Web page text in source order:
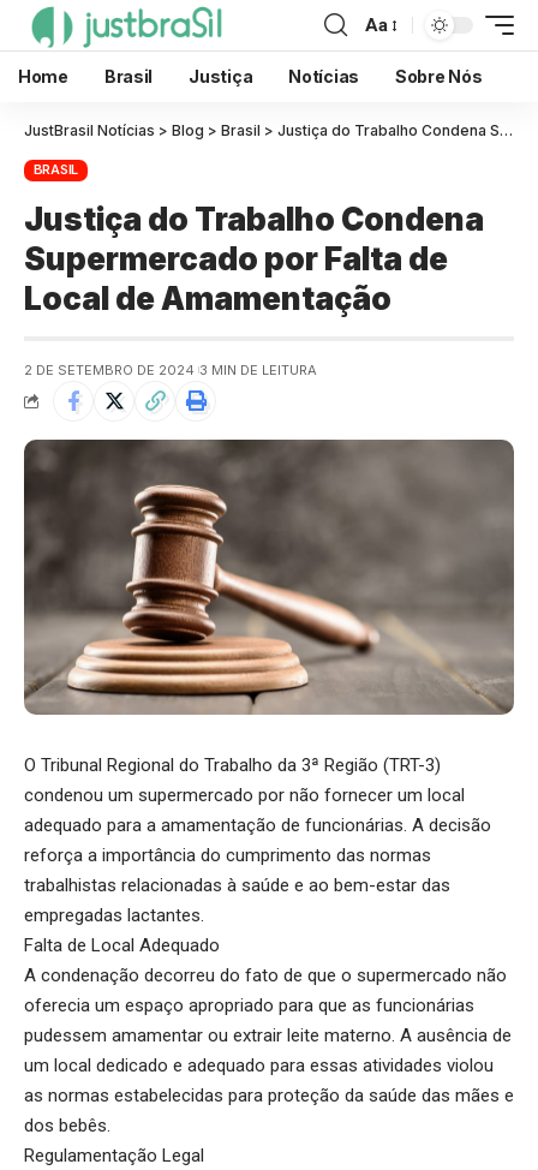
Aa
Home Brasil Justiça Notícias Sobre Nós
JustBrasil Notícias > Blog > Brasil > Justiça do Trabalho Condena Supermercado por Falta de Local de Amamentação
BRASIL
Justiça do Trabalho Condena
Supermercado por Falta de
Local de Amamentação
2 DE SETEMBRO DE 2024 3 MIN DE LEITURA
O Tribunal Regional do Trabalho da 3ª Região (TRT-3)
condenou um supermercado por não fornecer um local
adequado para a amamentação de funcionárias. A decisão
reforça a importância do cumprimento das normas
trabalhistas relacionadas à saúde e ao bem-estar das
empregadas lactantes.
Falta de Local Adequado
A condenação decorreu do fato de que o supermercado não
oferecia um espaço apropriado para que as funcionárias
pudessem amamentar ou extrair leite materno. A ausência de
um local dedicado e adequado para essas atividades violou
as normas estabelecidas para proteção da saúde das mães e
dos bebês.
Regulamentação Legal